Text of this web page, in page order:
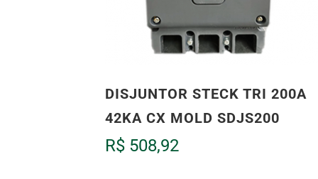
DISJUNTOR STECK TRI 200A
42KA CX MOLD SDJS200
R$ 508,92